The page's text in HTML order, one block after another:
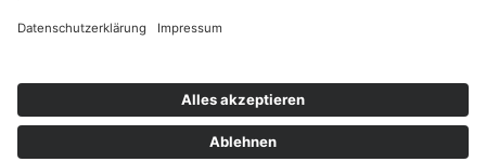
Vertrag widerrufen